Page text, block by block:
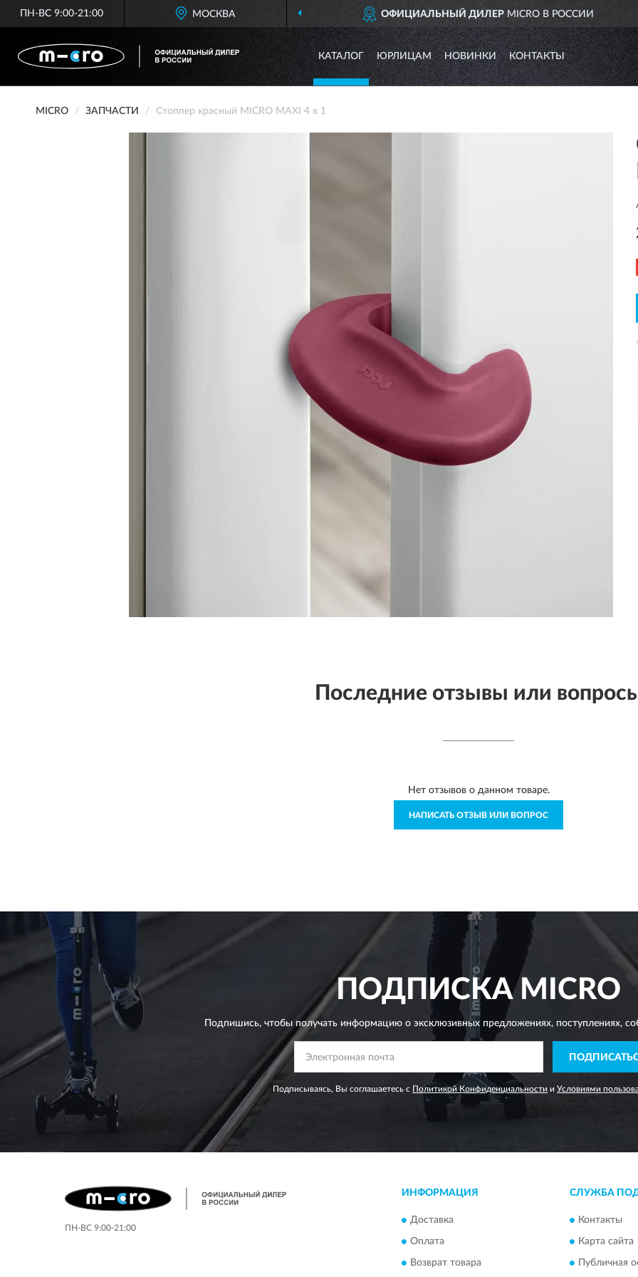
ПН-ВС 9:00-21:00 МОСКВА ОФИЦИАЛЬНЫЙ ДИЛЕР MICRO В РОССИИ
КАТАЛОГ ЮРЛИЦАМ НОВИНКИ КОНТАКТЫ
MICRO ЗАПЧАСТИ Стоппер красный MICRO MAXI 4 в 1
Последние отзывы или
Нет отзывов о данном товаре.
НАПИСАТЬ ОТЗЫВ ИЛИ ВОПРОС
ПОДПИСКАMICRO
Подпишись, чтобы получать информацию о эксклюзивных предложениях,поступлениях,
Подписываясь, Вы соглашаетесь с Политикой Конфиденциальности и Условиями
ПН-ВС 9:00-21:00
ИНФОРМАЦИЯ
Доставка
Оплата
Возврат товара
СЛУЖБА
Контакты
Карта сайта
Публичная